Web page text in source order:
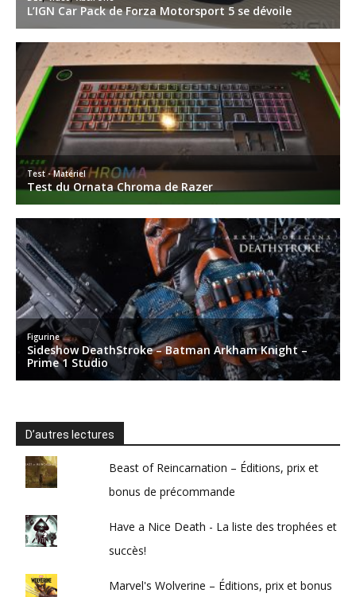
D’autres lectures
Beast of Reincarnation – Éditions, prix et
bonus de précommande
Have a Nice Death - La liste des trophées et
succès!
Marvel's Wolverine – Éditions, prix et bonus